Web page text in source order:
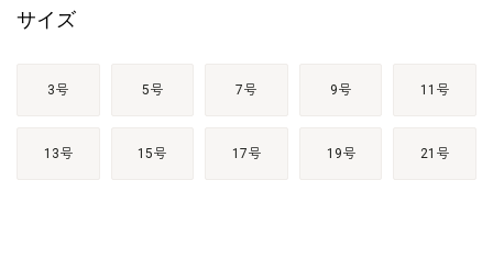
サイズ
3号 5号 7号 9号 11号
13号 15号 17号 19号 21号